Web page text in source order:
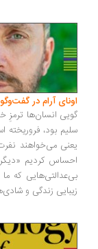
آرام در گفت‌وگو با
انسان‌ها ترمزِ خود را
بود، فروریخته است.
می‌خواهند نفرت،
کردیم «دیگری»
که ما را
زندگی و شادی‌هایش